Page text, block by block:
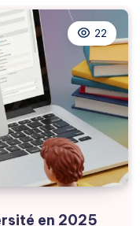
22
en 2025